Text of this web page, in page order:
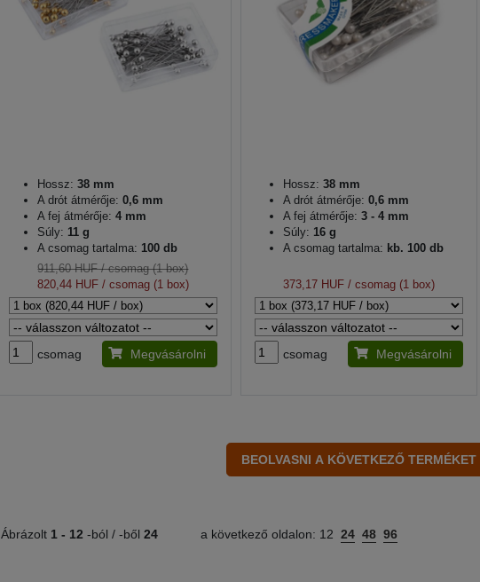
Hossz: 38 mm
A drót átmérője: 0,6 mm
A fej átmérője: 4 mm
Súly: 11 g
A csomag tartalma: 100 db
911,60 HUF/ csomag (1 box)
820,44 HUF/ csomag (1 box)
csomag Megvásárolni
Hossz: 38 mm
A drót átmérője: 0,6 mm
A fej átmérője: 3 - 4 mm
Súly: 16 g
A csomag tartalma: kb. 100 db
373,17 HUF/ csomag (1 box)
csomag Megvásárolni
Ábrázolt 1 - 12 -ból / -ből 24 a következő oldalon: 12 24 48 96